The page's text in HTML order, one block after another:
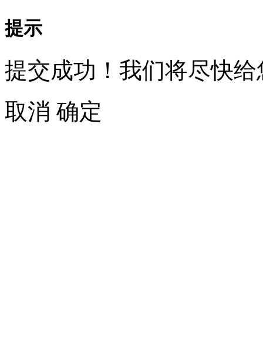
提示
提交成功！我们将尽快
取消 确定